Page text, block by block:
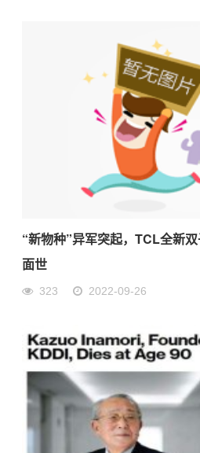
“新物种”异军突起，TCL全新
面世
323 2022-09-26